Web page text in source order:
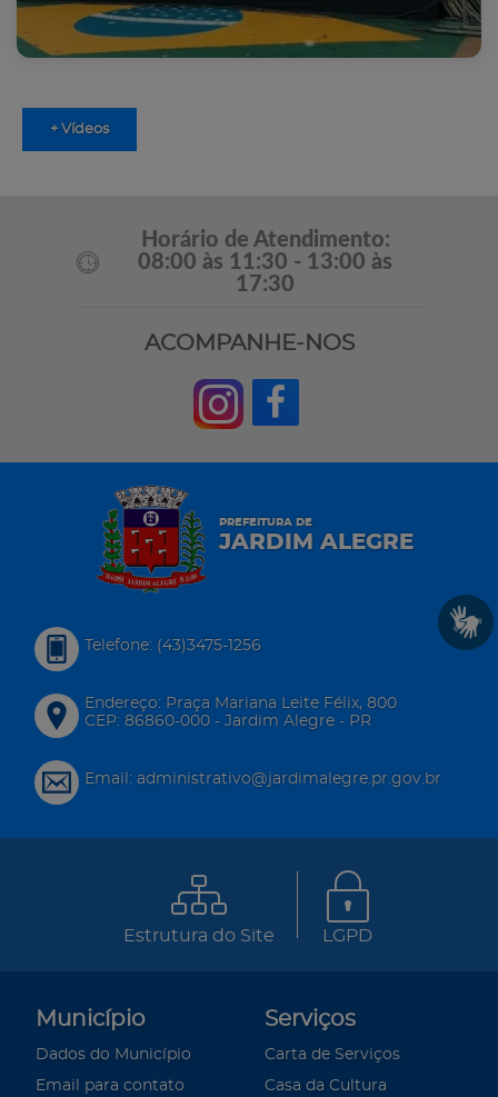
+ Vídeos
Horário de Atendimento:
08:00 às 11:30 - 13:00 às
17:30
ACOMPANHE-NOS
PREFEITURA DE
JARDIM ALEGRE
Telefone: (43)3475-1256
Endereço: Praça Mariana Leite Félix, 800
CEP: 86860-000 - Jardim Alegre - PR
Email: administrativo@jardimalegre.pr.gov.br
Estrutura do Site LGPD
Município
Dados do Município
Email para contato
Serviços
Carta de Serviços
Casa da Cultura